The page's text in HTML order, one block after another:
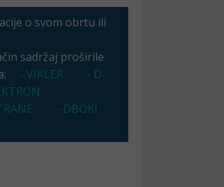
o svom obrtu ili
sadržaj proširile
- VIKLER
- D-
- DBOKI